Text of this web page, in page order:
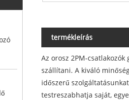
termékleírás
Az orosz 2PM-
szállítani. A kiváló
időszerű
testreszabhatja saját,